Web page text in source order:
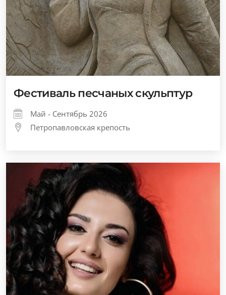
Фестиваль песчаных скульптур
Май - Сентябрь 2026
Петропавловская крепость